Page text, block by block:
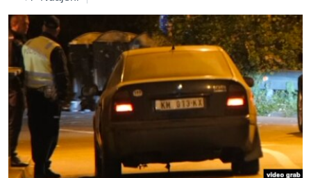
kërkimi
MJEDISI
KULTURË
SHKENCË DHE TEKNOLOGJI
SHËNDETËSI
INTERVISTA
DITARI
Gjuhët